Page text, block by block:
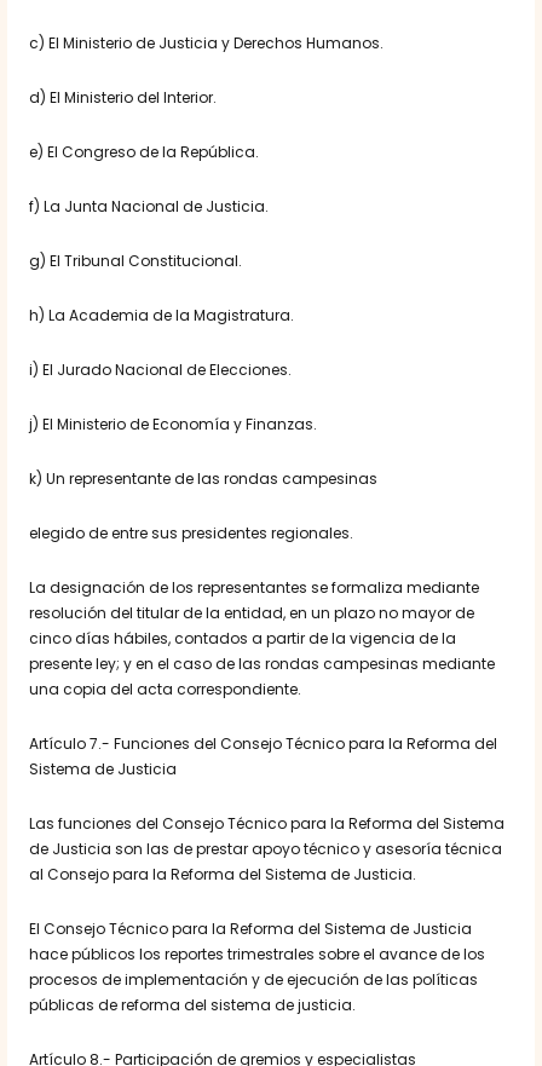
c) El Ministerio de Justicia y Derechos Humanos.
d) El Ministerio del Interior.
e) El Congreso de la República.
f) La Junta Nacional de Justicia.
g) El Tribunal Constitucional.
h) La Academia de la Magistratura.
i) El Jurado Nacional de Elecciones.
j) El Ministerio de Economía y Finanzas.
k) Un representante de las rondas campesinas
elegido de entre sus presidentes regionales.
La designación de los representantes se formaliza mediante
resolución del titular de la entidad, en un plazo no mayor de
cinco días hábiles, contados a partir de la vigencia de la
presente ley; y en el caso de las rondas campesinas mediante
una copia del acta correspondiente.
Artículo 7.- Funciones del Consejo Técnico para la Reforma del
Sistema de Justicia
Las funciones del Consejo Técnico para la Reforma del Sistema
de Justicia son las de prestar apoyo técnico y asesoría técnica
al Consejo para la Reforma del Sistema de Justicia.
El Consejo Técnico para la Reforma del Sistema de Justicia
hace públicos los reportes trimestrales sobre el avance de los
procesos de implementación y de ejecución de las políticas
públicas de reforma del sistema de justicia.
Artículo 8.- Participación de gremios y especialistas